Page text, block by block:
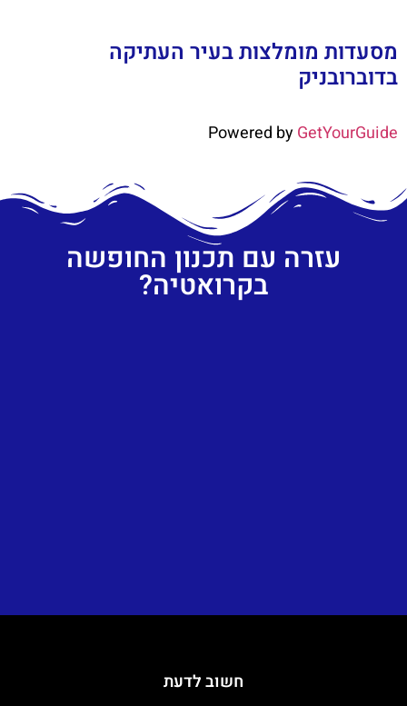
מסעדות מומלצות בעיר העתיקה
בדוברובניק
Powered byGetYourGuide
עזרה עם תכנון החופשה
בקרואטיה?
חשוב לדעת